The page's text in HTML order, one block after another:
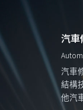
汽車
汽車
結構
他汽